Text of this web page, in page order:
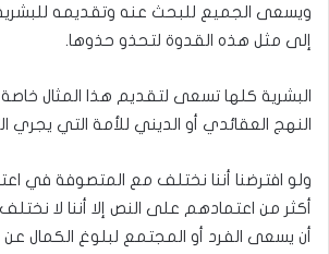
ويسعى الجميع للبحث عنه وتقديمه للبشرية
إلى مثل هذه القدوة لتحذو حذوها.
البشرية كلها تسعى لتقديم هذا المثال خاصة
النهج العقائدي أو الديني للأمة التي يجري
ولو افترضنا أننا نختلف مع المتصوفة في
أكثر من اعتمادهم على النص إلا أننا لا
أن يسعى الفرد أو المجتمع لبلوغ الكمال عن